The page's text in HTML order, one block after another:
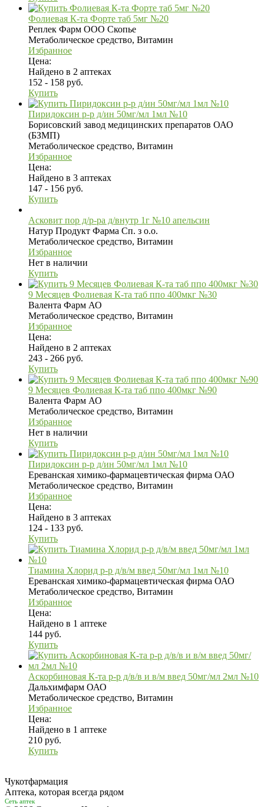
Фолиевая К-та Форте таб 5мг №20
Реплек Фарм ООО Скопье
Метаболическое средство, Витамин
Избранное
Цена:
Найдено в 2 аптеках
152 - 158 руб.
Купить
Пиридоксин р-р д/ин 50мг/мл 1мл №10
Борисовский завод медицинских препаратов ОАО
(БЗМП)
Метаболическое средство, Витамин
Избранное
Цена:
Найдено в 3 аптеках
147 - 156 руб.
Купить
Асковит пор д/р-ра д/внутр 1г №10 апельсин
Натур Продукт Фарма Сп. з о.о.
Метаболическое средство, Витамин
Избранное
Нет в наличии
Купить
9 Месяцев Фолиевая К-та таб ппо 400мкг №30
Валента Фарм АО
Метаболическое средство, Витамин
Избранное
Цена:
Найдено в 2 аптеках
243 - 266 руб.
Купить
9 Месяцев Фолиевая К-та таб ппо 400мкг №90
Валента Фарм АО
Метаболическое средство, Витамин
Избранное
Нет в наличии
Купить
Пиридоксин р-р д/ин 50мг/мл 1мл №10
Ереванская химико-фармацевтическая фирма ОАО
Метаболическое средство, Витамин
Избранное
Цена:
Найдено в 3 аптеках
124 - 133 руб.
Купить
Тиамина Хлорид р-р д/в/м введ 50мг/мл 1мл №10
Ереванская химико-фармацевтическая фирма ОАО
Метаболическое средство, Витамин
Избранное
Цена:
Найдено в 1 аптеке
144 руб.
Купить
Аскорбиновая К-та р-р д/в/в и в/м введ 50мг/мл 2мл №10
Дальхимфарм ОАО
Метаболическое средство, Витамин
Избранное
Цена:
Найдено в 1 аптеке
210 руб.
Купить
Чукотфармация
Аптека, которая всегда рядом
Сеть аптек